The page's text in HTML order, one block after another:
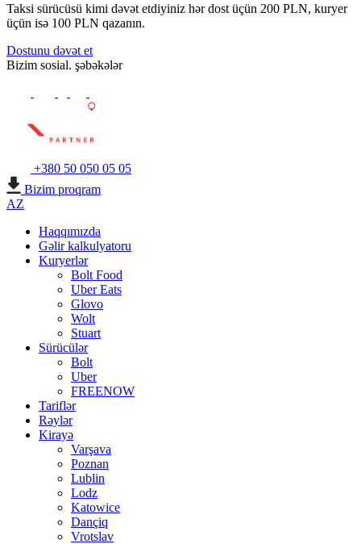
Taksi sürücüsü kimi dəvət etdiyiniz hər dost üçün 200 PLN, kuryer
üçün isə 100 PLN qazanın.
Dostunu dəvət et
Bizim sosial. şəbəkələr
+380 50 050 05 05
Bizim proqram
AZ
Haqqımızda
Gəlir kalkulyatoru
Kuryerlər
Bolt Food
Uber Eats
Glovo
Wolt
Stuart
Sürücülər
Bolt
Uber
FREENOW
Tariflər
Rəylər
Kirayə
Varşava
Poznan
Lublin
Lodz
Katowice
Dançiq
Vrotslav